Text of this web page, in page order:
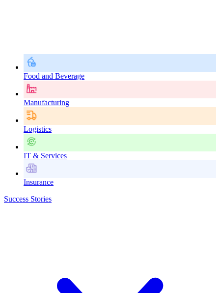
Food and Beverage
Manufacturing
Logistics
IT & Services
Insurance
Success Stories